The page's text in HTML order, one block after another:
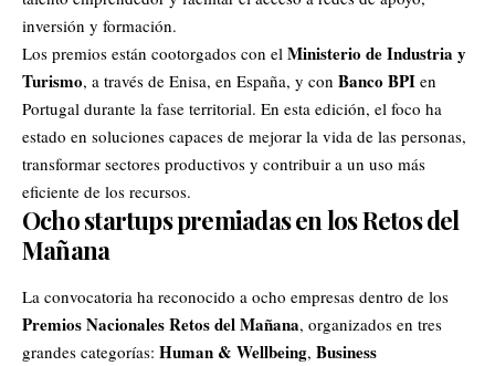
inversión y formación.
Los premios están cootorgados con el Ministerio de Industria y
Turismo, a través de Enisa, en España, y con Banco BPI en
Portugal durante la fase territorial. En esta edición, el foco ha
estado en soluciones capaces de mejorar la vida de las personas,
transformar sectores productivos y contribuir a un uso más
eficiente de los recursos.
Ocho startups premiadas en los Retos del
Mañana
La convocatoria ha reconocido a ocho empresas dentro de los
Premios Nacionales Retos del Mañana, organizados en tres
grandes categorías: Human & Wellbeing, Business